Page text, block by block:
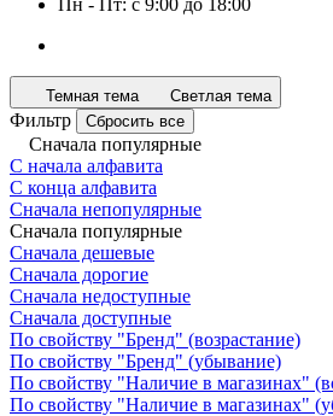
Пн - Пт: с 9:00 до 18:00
Темная тема Светлая тема
Фильтр Сбросить все
Сначала популярные
С начала алфавита
С конца алфавита
Сначала непопулярные
Сначала популярные
Сначала дешевые
Сначала дорогие
Сначала недоступные
Сначала доступные
По свойству "Бренд" (возрастание)
По свойству "Бренд" (убывание)
По свойству "Наличие в магазинах"
По свойству "Наличие в магазинах"